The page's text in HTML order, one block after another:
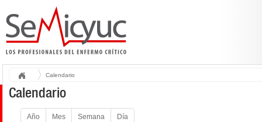
Calendario
Calendario
Año Mes Semana Día